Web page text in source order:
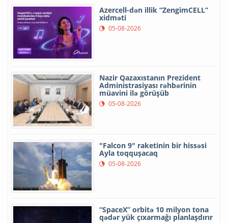
Azercell-dən illik “ZengimCELL”
xidməti
05-08-2026
Nazir Qazaxıstanın Prezident
Administrasiyası rəhbərinin
müavini ilə görüşüb
05-08-2026
"Falcon 9" raketinin bir hissəsi
Ayla toqquşacaq
05-08-2026
“SpaceX” orbitə 10 milyon tona
qədər yük çıxarmağı planlaşdırır